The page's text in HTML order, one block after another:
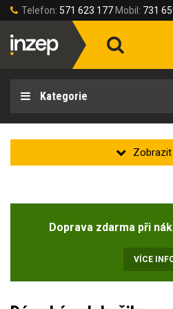
Telefon: 571 623 177 Mobil: 731
Kategorie
Velikost oděvů
50-M(14)
Doprava zdarma při
VÍCE